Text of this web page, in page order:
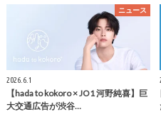
ニュース
2026.6.1
【hada to kokoro × JO1 河野純喜】巨
大交通広告が渋谷…